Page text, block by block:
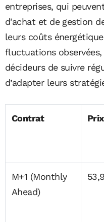
entreprises, qui
d'achat et de gestion
leurs coûts
fluctuations
décideurs de suivre
d’adapter leurs
Contrat
M+1 (Monthly
Ahead)